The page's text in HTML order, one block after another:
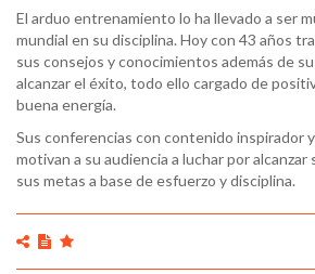
El arduo entrenamiento lo ha llevado a ser
mundial en su disciplina. Hoy con 43 años
sus consejos y conocimientos además de
alcanzar el éxito, todo ello cargado de
buena energía.
Sus conferencias con contenido inspirador
motivan a su audiencia a luchar por
sus metas a base de esfuerzo y disciplina.